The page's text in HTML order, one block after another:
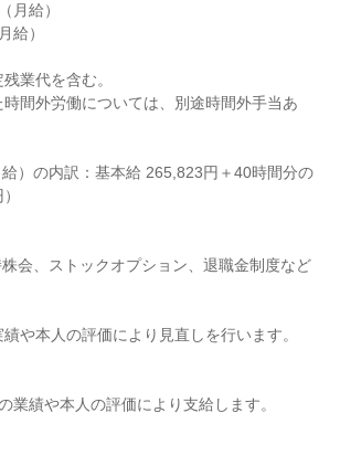
月給）
給）
業代を含む。
間外労働については、別途時間外手当あ
給）の内訳：基本給 265,823円＋40時間分の
会、ストックオプション、退職金制度など
や本人の評価により見直しを行います。
業績や本人の評価により支給します。